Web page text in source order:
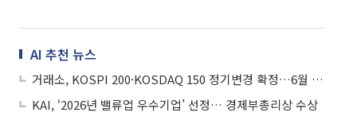
AI 추천 뉴스
거래소, KOSPI 200·KOSDAQ 150 정기변경 확정…6월 12일 반영
KAI, ‘2026년 밸류업 우수기업’ 선정… 경제부총리상 수상